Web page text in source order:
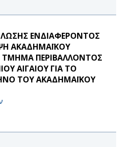
ΕΝΔΙΑΦΕΡΟΝΤΟΣ
ΑΚΑΔΗΜΑΪΚΟΥ
ΠΕΡΙΒΑΛΛΟΝΤΟΣ
ΑΙΓΑΙΟΥ ΓΙΑ ΤΟ
ΤΟΥ ΑΚΑΔΗΜΑΪΚΟΥ